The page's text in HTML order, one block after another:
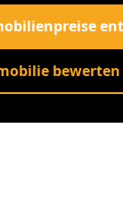
bewerten